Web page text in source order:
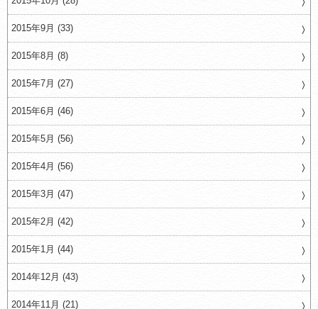
2015年9月 (33)
2015年8月 (8)
2015年7月 (27)
2015年6月 (46)
2015年5月 (56)
2015年4月 (56)
2015年3月 (47)
2015年2月 (42)
2015年1月 (44)
2014年12月 (43)
2014年11月 (21)